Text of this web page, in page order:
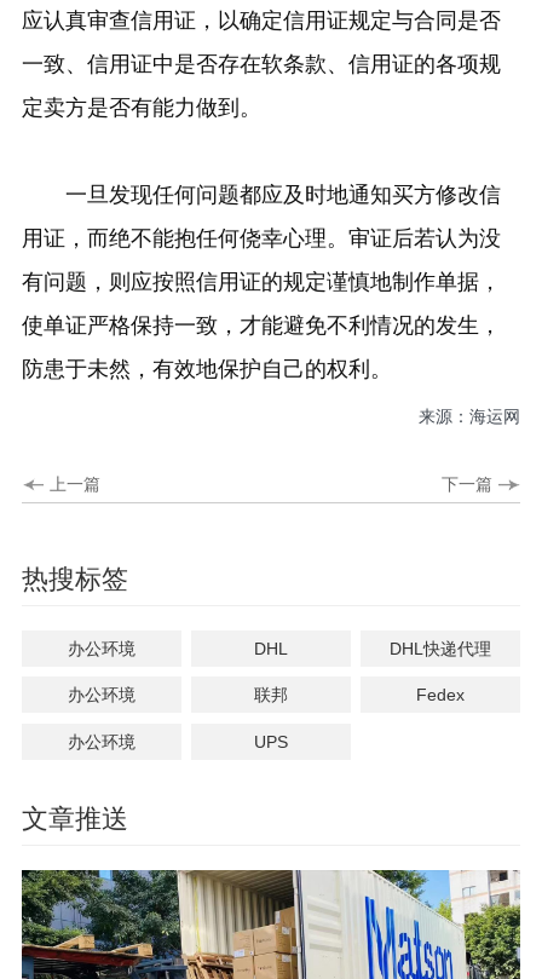
应认真审查信用证，以确定信用证规定与合同是否
一致、信用证中是否存在软条款、信用证的各项规
定卖方是否有能力做到。
一旦发现任何问题都应及时地通知买方修改信
用证，而绝不能抱任何侥幸心理。审证后若认为没
有问题，则应按照信用证的规定谨慎地制作单据，
使单证严格保持一致，才能避免不利情况的发生，
防患于未然，有效地保护自己的权利。
来源：海运网
上一篇 下一篇
热搜标签
办公环境 DHL DHL快递代理
办公环境 联邦 Fedex
办公环境 UPS
文章推送